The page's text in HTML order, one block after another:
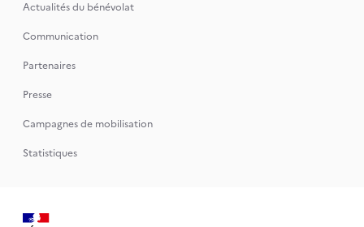
Actualités du bénévolat
Communication
Partenaires
Presse
Campagnes de mobilisation
Statistiques